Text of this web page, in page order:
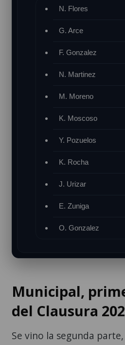
N. Flores
G. Arce
F. Gonzalez
N. Martinez
M. Moreno
K. Moscoso
Y. Pozuelos
K. Rocha
J. Urizar
E. Zuniga
O. Gonzalez
Municipal,
del Clausura
Se vino la segunda